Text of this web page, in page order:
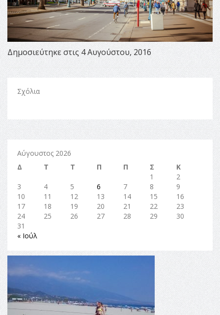
Δημοσιεύτηκε στις 4 Αυγούστου, 2016
Σχόλια
Αύγουστος 2026
Δ
Τ Τ Π Π Σ
Κ
1
2
3
4 5 6 7 8
9
10
11 12 13 14 15
16
17
18 19 20 21 22
23
24
25 26 27 28 29
30
31
« Ιούλ